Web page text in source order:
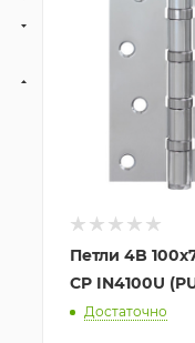
Петли 4B
CP IN4100U
Достаточно